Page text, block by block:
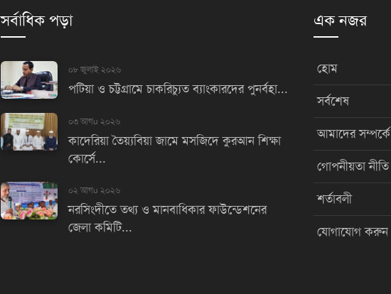
সর্বাধিক পড়া
০৮ জুলাই ২০২৬
পটিয়া ও চট্টগ্রামে চাকরিচ্যুত ব্যাংকারদের পুনর্বহা...
০৩ আগu ২০২৬
কাদেরিয়া তৈয়্যবিয়া জামে মসজিদে কুরআন শিক্ষা
কোর্সে...
০২ আগu ২০২৬
নরসিংদীতে তথ্য ও মানবাধিকার ফাউন্ডেশনের
জেলা কমিটি...
এক নজর
হোম
সর্বশেষ
আমাদের সম্পর্কে
গোপনীয়তা নীতি
শর্তাবলী
যোগাযোগ করুন